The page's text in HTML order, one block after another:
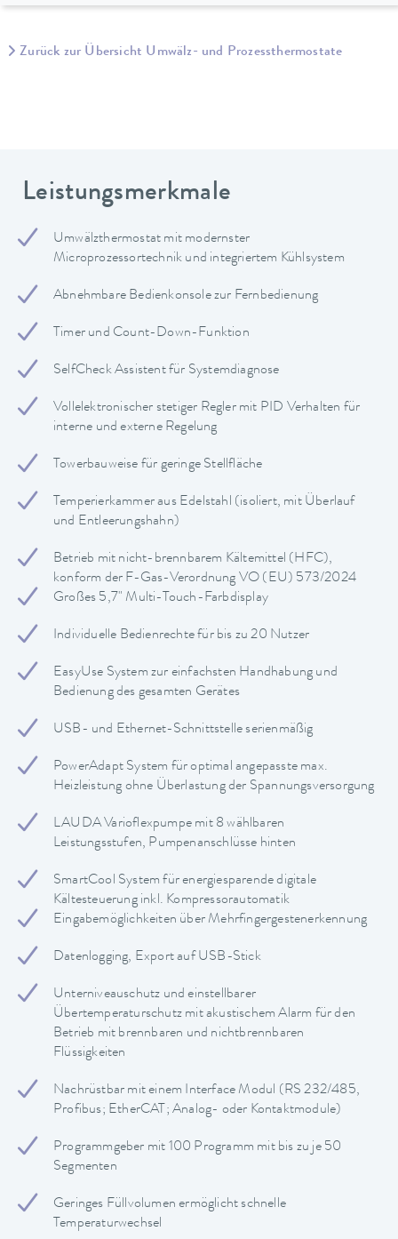
Zurück zur Übersicht Umwälz- und Prozessthermostate
Leistungsmerkmale
Umwälzthermostat mit modernster
Microprozessortechnik und integriertem Kühlsystem
Abnehmbare Bedienkonsole zur Fernbedienung
Timer und Count-Down-Funktion
SelfCheck Assistent für Systemdiagnose
Vollelektronischer stetiger Regler mit PID Verhalten für
interne und externe Regelung
Towerbauweise für geringe Stellfläche
Temperierkammer aus Edelstahl (isoliert, mit Überlauf
und Entleerungshahn)
Betrieb mit nicht-brennbarem Kältemittel (HFC),
konform der F-Gas-Verordnung VO (EU) 573/2024
Großes 5,7" Multi-Touch-Farbdisplay
Individuelle Bedienrechte für bis zu 20 Nutzer
EasyUse System zur einfachsten Handhabung und
Bedienung des gesamten Gerätes
USB- und Ethernet-Schnittstelle serienmäßig
PowerAdapt System für optimal angepasste max.
Heizleistung ohne Überlastung der Spannungsversorgung
LAUDA Varioflexpumpe mit 8 wählbaren
Leistungsstufen, Pumpenanschlüsse hinten
SmartCool System für energiesparende digitale
Kältesteuerung inkl. Kompressorautomatik
Eingabemöglichkeiten über Mehrfingergestenerkennung
Datenlogging, Export auf USB-Stick
Unterniveauschutz und einstellbarer
Übertemperaturschutz mit akustischem Alarm für den
Betrieb mit brennbaren und nichtbrennbaren
Flüssigkeiten
Nachrüstbar mit einem Interface Modul (RS 232/485,
Profibus; EtherCAT; Analog- oder Kontaktmodule)
Programmgeber mit 100 Programm mit bis zu je 50
Segmenten
Geringes Füllvolumen ermöglicht schnelle
Temperaturwechsel